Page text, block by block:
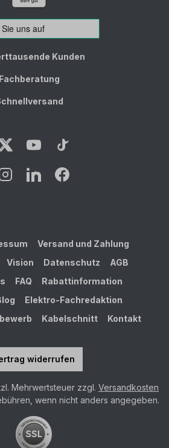
Kunden
Fachberatung
Versand und Zahlung
Vision Datenschutz
AGB
FAQ
Rabattinformation
Elektro-Fachredaktion
Kabelschnitt Kontakt
widerrufen
Mehrwertsteuer zzgl. Versandkosten
wenn nicht anders angegeben.